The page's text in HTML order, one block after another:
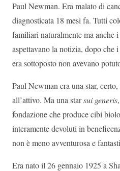
Paul Newman. Era malato di
diagnosticata 18 mesi fa. Tutti
familiari naturalmente ma anche
aspettavano la notizia, dopo che
era sottoposto non avevano
Paul Newman era una star,
all’attivo. Ma una starsui generis
fondazione che produce cibi
interamente devoluti in
non è meno avventurosa e
Era nato il 26 gennaio 1925 a